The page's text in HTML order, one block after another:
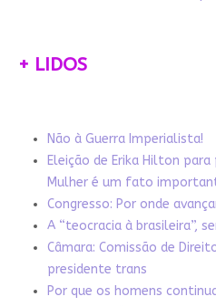
+ LIDOS
Não à Guerra Imperialista!
Eleição de Erika Hilton
Mulher é um fato
Congresso: Por onde
A “teocracia à brasileira”,
Câmara: Comissão de
presidente trans
Por que os homens